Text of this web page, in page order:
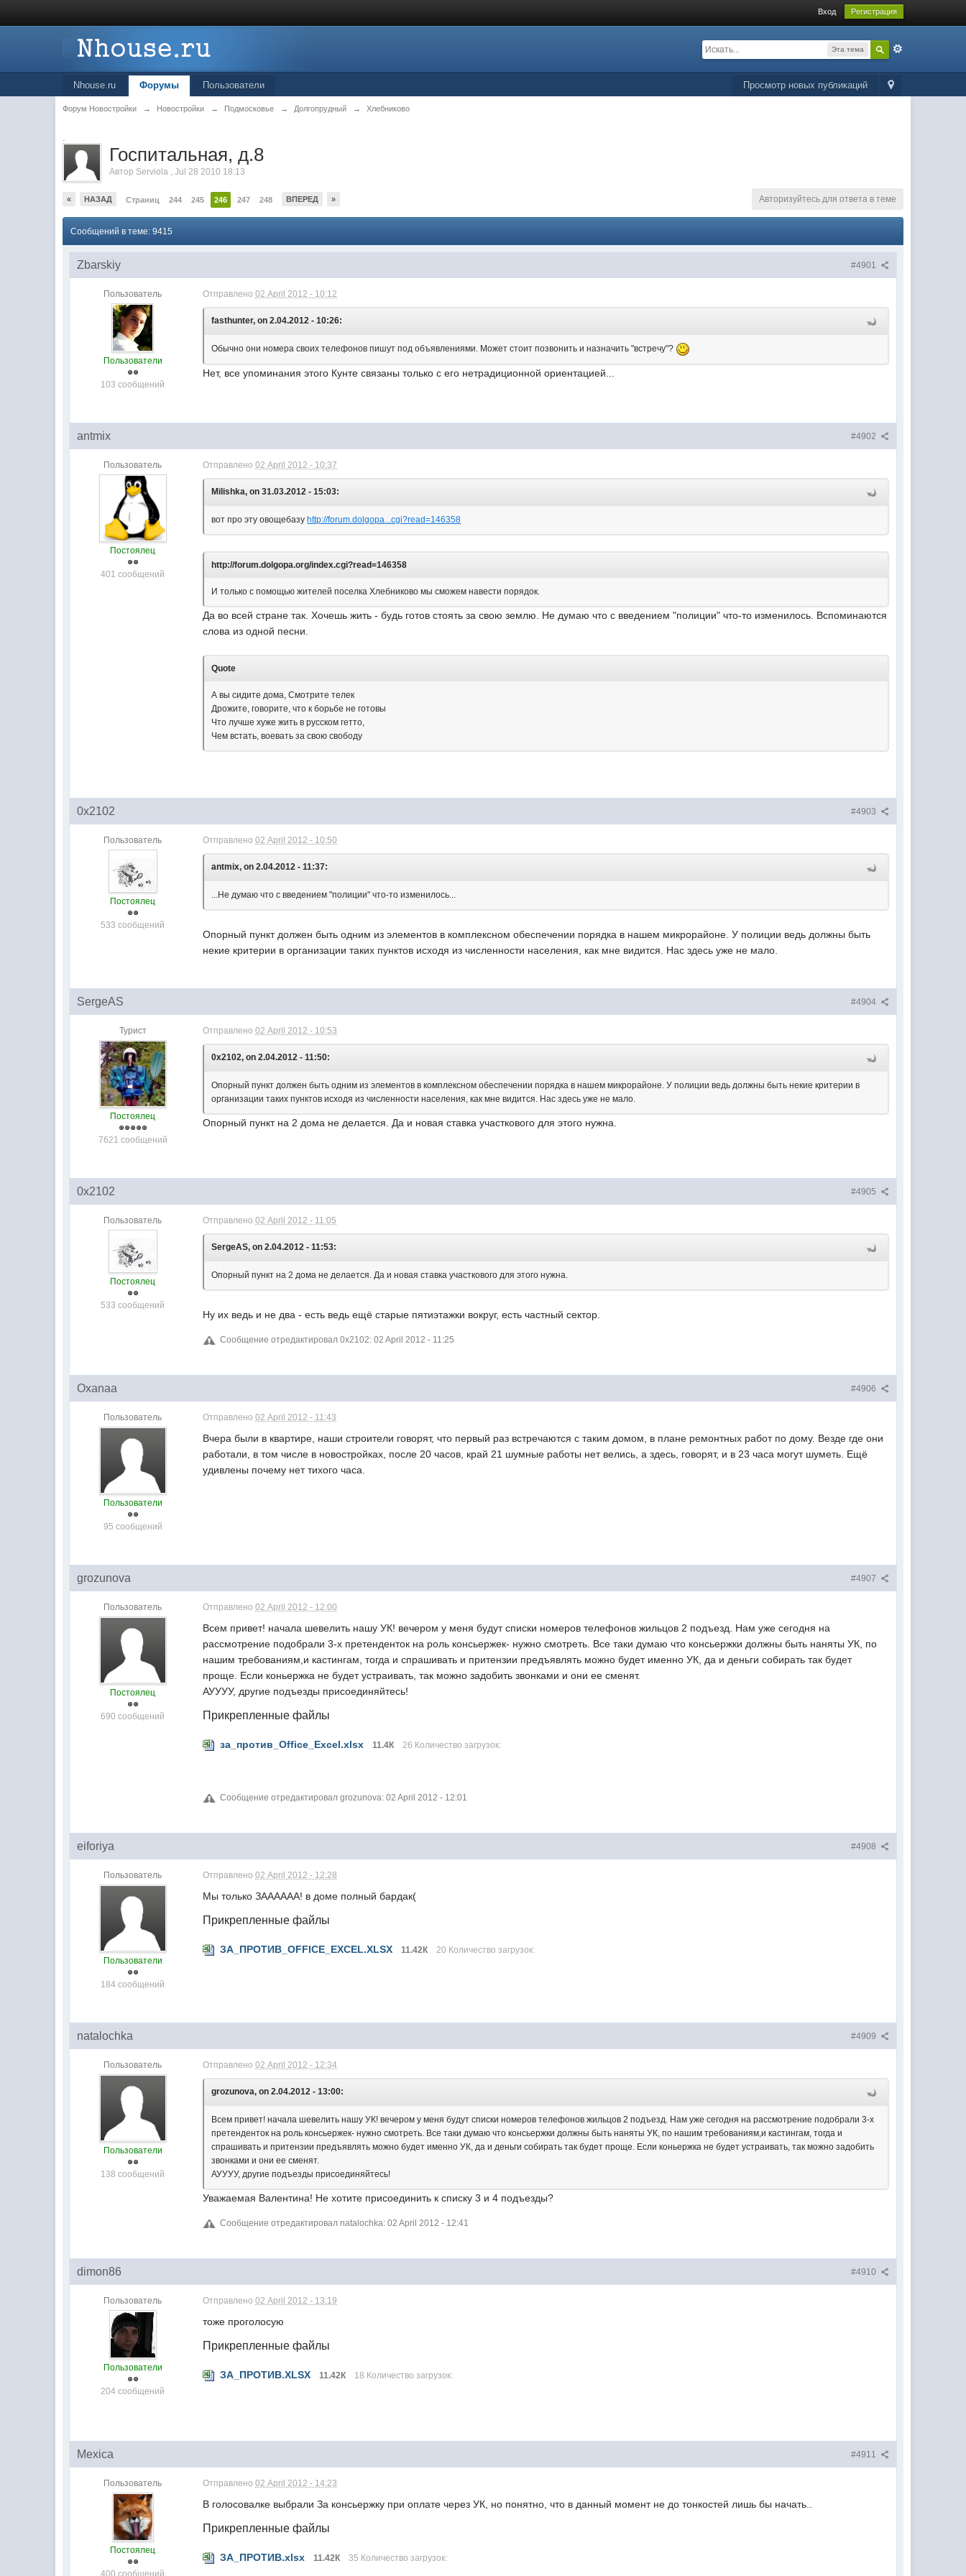
Вход Регистрация
Эта тема
Просмотр новых публикаций
Nhouse.ru Форумы Пользователи
Форум Новостройки → Новостройки → Подмосковье → Долгопрудный → Хлебниково
.
Госпитальная, д.8
Автор Serviola ,Jul 28 2010 18:13
« НАЗАД Страниц 244 245 246 247 248 ВПЕРЕД » Авторизуйтесь для ответа в теме
Сообщений в теме: 9415
#4901
Zbarskiy
Пользователь
Пользователи
103 сообщений
Отправлено02 April 2012 - 10:12
fasthunter, on 2.04.2012 - 10:26:
Обычно они номера своих телефонов пишут под объявлениями. Может стоит позвонить и назначить "встречу"?
Нет, все упоминания этого Кунте связаны только с его нетрадиционной ориентацией...
#4902
antmix
Пользователь
Постоялец
401 сообщений
Отправлено02 April 2012 - 10:37
Milishka, on 31.03.2012 - 15:03:
вот про эту овощебазу http://forum.dolgopa...cgi?read=146358
http://forum.dolgopa.org/index.cgi?read=146358
И только с помощью жителей поселка Хлебниково мы сможем навести порядок.
Да во всей стране так. Хочешь жить - будь готов стоять за свою землю. Не думаю что с введением "полиции" что-то изменилось. Вспоминаются
слова из одной песни.
Quote
А вы сидите дома, Смотрите телек
Дрожите, говорите, что к борьбе не готовы
Что лучше хуже жить в русском гетто,
Чем встать, воевать за свою свободу
#4903
0x2102
Пользователь
Постоялец
533 сообщений
Отправлено02 April 2012 - 10:50
antmix, on 2.04.2012 - 11:37:
...Не думаю что с введением "полиции" что-то изменилось...
Опорный пункт должен быть одним из элементов в комплексном обеспечении порядка в нашем микрорайоне. У полиции ведь должны быть
некие критерии в организации таких пунктов исходя из численности населения, как мне видится. Нас здесь уже не мало.
#4904
SergeAS
Турист
Постоялец
7621 сообщений
Отправлено02 April 2012 - 10:53
0x2102, on 2.04.2012 - 11:50:
Опорный пункт должен быть одним из элементов в комплексном обеспечении порядка в нашем микрорайоне. У полиции ведь должны быть некие критерии в
организации таких пунктов исходя из численности населения, как мне видится. Нас здесь уже не мало.
Опорный пункт на 2 дома не делается. Да и новая ставка участкового для этого нужна.
#4905
0x2102
Пользователь
Постоялец
533 сообщений
Отправлено02 April 2012 - 11:05
SergeAS, on 2.04.2012 - 11:53:
Опорный пункт на 2 дома не делается. Да и новая ставка участкового для этого нужна.
Ну их ведь и не два - есть ведь ещё старые пятиэтажки вокруг, есть частный сектор.
Сообщение отредактировал 0x2102: 02 April 2012 - 11:25
#4906
Oxanaa
Пользователь
Пользователи
95 сообщений
Отправлено02 April 2012 - 11:43
Вчера были в квартире, наши строители говорят, что первый раз встречаются с таким домом, в плане ремонтных работ по дому. Везде где они
работали, в том числе в новостройках, после 20 часов, край 21 шумные работы нет велись, а здесь, говорят, и в 23 часа могут шуметь. Ещё
удивлены почему нет тихого часа.
#4907
grozunova
Пользователь
Постоялец
690 сообщений
Отправлено02 April 2012 - 12:00
Всем привет! начала шевелить нашу УК! вечером у меня будут списки номеров телефонов жильцов 2 подъезд. Нам уже сегодня на
рассмотрение подобрали 3-х претенденток на роль консьержек- нужно смотреть. Все таки думаю что консьержки должны быть наняты УК, по
нашим требованиям,и кастингам, тогда и спрашивать и притензии предъявлять можно будет именно УК, да и деньги собирать так будет
проще. Если коньержка не будет устраивать, так можно задобить звонками и они ее сменят.
АУУУУ, другие подъезды присоединяйтесь!
Прикрепленные файлы
за_против_Office_Excel.xlsx 11.4К 26 Количество загрузок:
Сообщение отредактировал grozunova: 02 April 2012 - 12:01
#4908
eiforiya
Пользователь
Пользователи
184 сообщений
Отправлено02 April 2012 - 12:28
Мы только ЗАААААА! в доме полный бардак(
Прикрепленные файлы
ЗА_ПРОТИВ_OFFICE_EXCEL.XLSX 11.42К 20 Количество загрузок:
#4909
natalochka
Пользователь
Пользователи
138 сообщений
Отправлено02 April 2012 - 12:34
grozunova, on 2.04.2012 - 13:00:
Всем привет! начала шевелить нашу УК! вечером у меня будут списки номеров телефонов жильцов 2 подъезд. Нам уже сегодня на рассмотрение подобрали 3-х
претенденток на роль консьержек- нужно смотреть. Все таки думаю что консьержки должны быть наняты УК, по нашим требованиям,и кастингам, тогда и
спрашивать и притензии предъявлять можно будет именно УК, да и деньги собирать так будет проще. Если коньержка не будет устраивать, так можно задобить
звонками и они ее сменят.
АУУУУ, другие подъезды присоединяйтесь!
Уважаемая Валентина! Не хотите присоединить к списку 3 и 4 подъезды?
Сообщение отредактировал natalochka: 02 April 2012 - 12:41
#4910
dimon86
Пользователь
Пользователи
204 сообщений
Отправлено02 April 2012 - 13:19
тоже проголосую
Прикрепленные файлы
ЗА_ПРОТИВ.XLSX 11.42К 18 Количество загрузок:
#4911
Mexica
Пользователь
Постоялец
400 сообщений
Отправлено02 April 2012 - 14:23
В голосовалке выбрали За консьержку при оплате через УК, но понятно, что в данный момент не до тонкостей лишь бы начать..
Прикрепленные файлы
ЗА_ПРОТИВ.xlsx 11.42К 35 Количество загрузок: